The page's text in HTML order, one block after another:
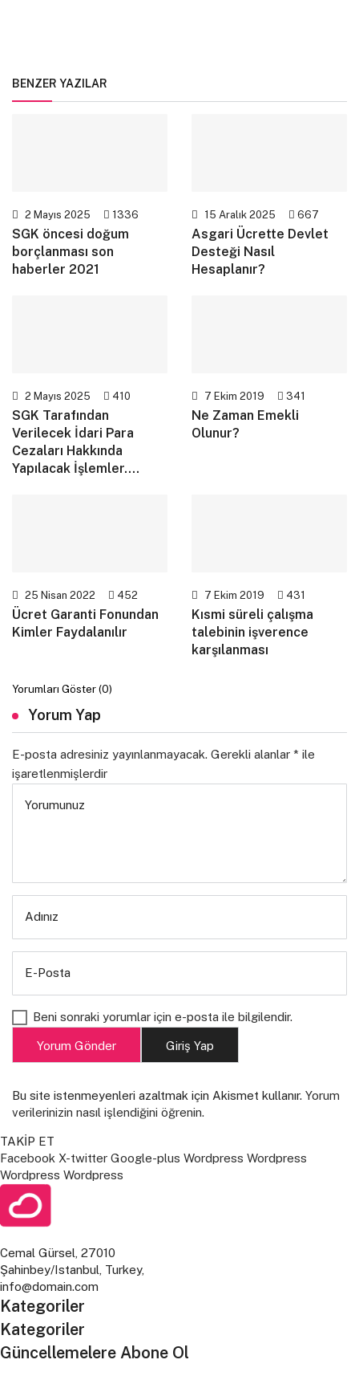
BENZER YAZILAR
2 Mayıs 2025 1336
SGK öncesi doğum
borçlanması son
haberler 2021
15 Aralık 2025 667
Asgari Ücrette Devlet
Desteği Nasıl
Hesaplanır?
2 Mayıs 2025 410
SGK Tarafından
Verilecek İdari Para
Cezaları Hakkında
Yapılacak İşlemler….
7 Ekim 2019 341
Ne Zaman Emekli
Olunur?
25 Nisan 2022 452
Ücret Garanti Fonundan
Kimler Faydalanılır
7 Ekim 2019 431
Kısmi süreli çalışma
talebinin işverence
karşılanması
Yorumları Göster (0)
Yorum Yap
E-posta adresiniz yayınlanmayacak. Gerekli alanlar * ile
işaretlenmişlerdir
Yorumunuz
Adınız
E-Posta
Beni sonraki yorumlar için e-posta ile bilgilendir.
Yorum Gönder Giriş Yap
Bu site istenmeyenleri azaltmak için Akismet kullanır. Yorum
verilerinizin nasıl işlendiğini öğrenin.
TAKİP ET
Facebook X-twitter Google-plus Wordpress Wordpress
Wordpress Wordpress
Cemal Gürsel, 27010
Şahinbey/Istanbul, Turkey,
info@domain.com
Kategoriler
Kategoriler
Güncellemelere Abone Ol